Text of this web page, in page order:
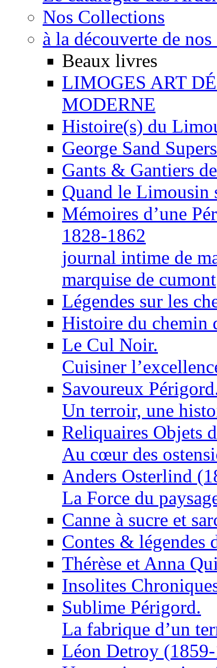
Nos Collections
à la découverte de
Beaux livres
LIMOGES ART
MODERNE
Histoire(s) du
George Sand
Gants & Gantiers
Quand le Limousin
Mémoires d’une
1828-1862
journal intime de
marquise de cumont
Légendes sur les
Histoire du chemin
Le Cul Noir.
Cuisiner
Savoureux
Un terroir, une
Reliquaires Objets
Au cœur des
Anders Osterlind
La Force du
Canne à sucre et
Contes & légendes
Thérèse et Anna
Insolites
Sublime Périgord.
La fabrique d’un
Léon Detroy